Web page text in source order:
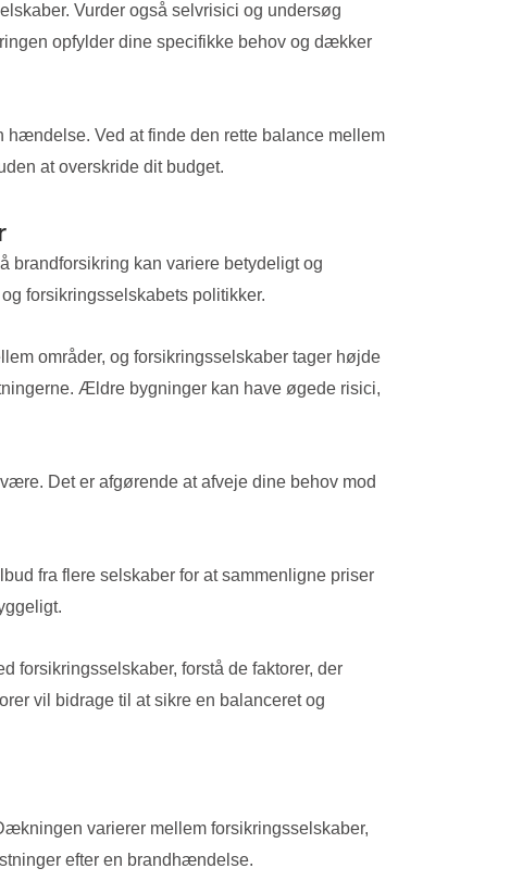
Vurder også selvrisici og undersøg
opfylder dine specifikke behov og dækker
Ved at finde den rette balance mellem
at overskride dit budget.
brandforsikring kan variere betydeligt og
forsikringsselskabets politikker.
områder, og forsikringsselskaber tager højde
Ældre bygninger kan have øgede risici,
Det er afgørende at afveje dine behov mod
fra flere selskaber for at sammenligne priser
forsikringsselskaber, forstå de faktorer, der
vil bidrage til at sikre en balanceret og
varierer mellem forsikringsselskaber,
efter en brandhændelse.